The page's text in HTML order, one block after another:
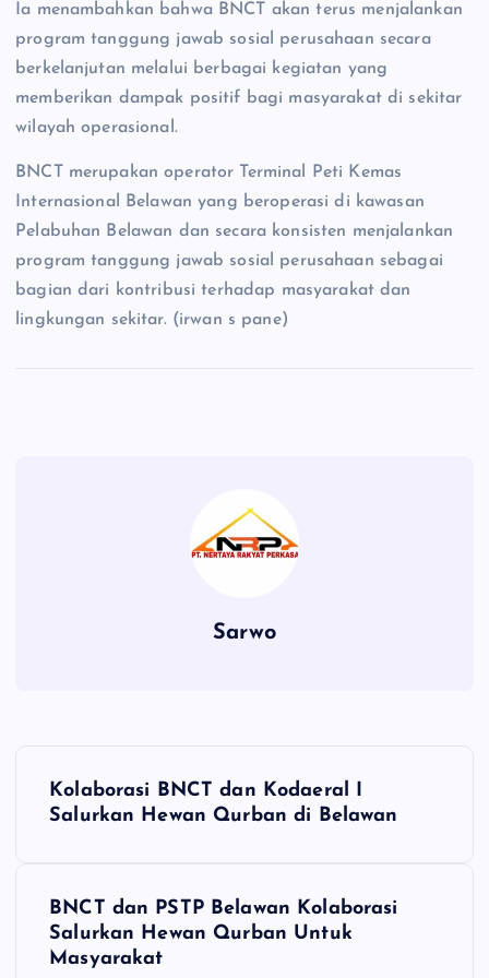
Ia menambahkan bahwa BNCT akan terus menjalankan
program tanggung jawab sosial perusahaan secara
berkelanjutan melalui berbagai kegiatan yang
memberikan dampak positif bagi masyarakat di sekitar
wilayah operasional.
BNCT merupakan operator Terminal Peti Kemas
Internasional Belawan yang beroperasi di kawasan
Pelabuhan Belawan dan secara konsisten menjalankan
program tanggung jawab sosial perusahaan sebagai
bagian dari kontribusi terhadap masyarakat dan
lingkungan sekitar. (irwan s pane)
Sarwo
Kolaborasi BNCT dan Kodaeral I
Salurkan Hewan Qurban di Belawan
BNCT dan PSTP Belawan Kolaborasi
Salurkan Hewan Qurban Untuk
Masyarakat